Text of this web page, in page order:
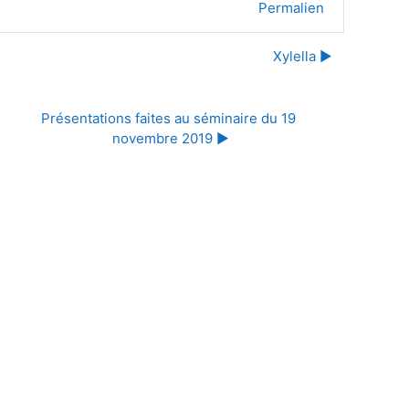
Permalien
Xylella ▶︎
Présentations faites au séminaire du 19
novembre 2019 ▶︎